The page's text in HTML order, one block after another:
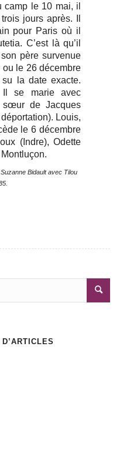
camp le 10 mai, il
jours après. Il
pour Paris où il
C’est là qu’il
père survenue
le 26 décembre
la date exacte.
Il se marie avec
sœur de Jacques
Louis,
le 6 décembre
(Indre), Odette
Bidault avec Tilou